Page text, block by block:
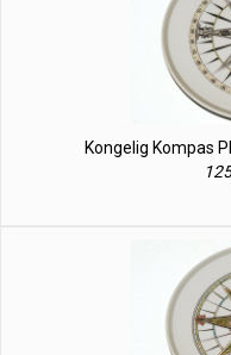
Kongelig Kompas